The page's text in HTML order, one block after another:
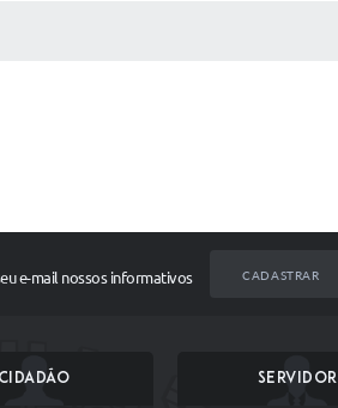
e-mail nossos informativos CADASTRAR
CIDADÃO SERVIDOR